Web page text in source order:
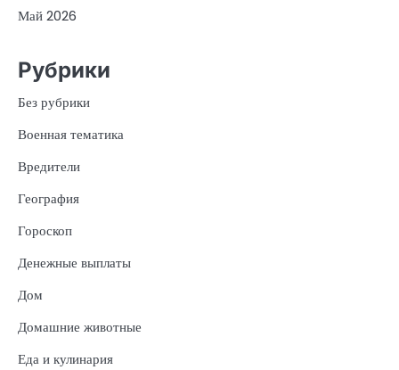
Май 2026
Рубрики
Без рубрики
Военная тематика
Вредители
География
Гороскоп
Денежные выплаты
Дом
Домашние животные
Еда и кулинария